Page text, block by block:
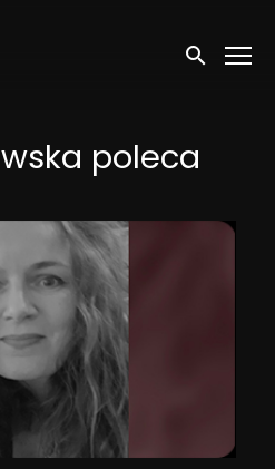
Wyszukaj
poleca